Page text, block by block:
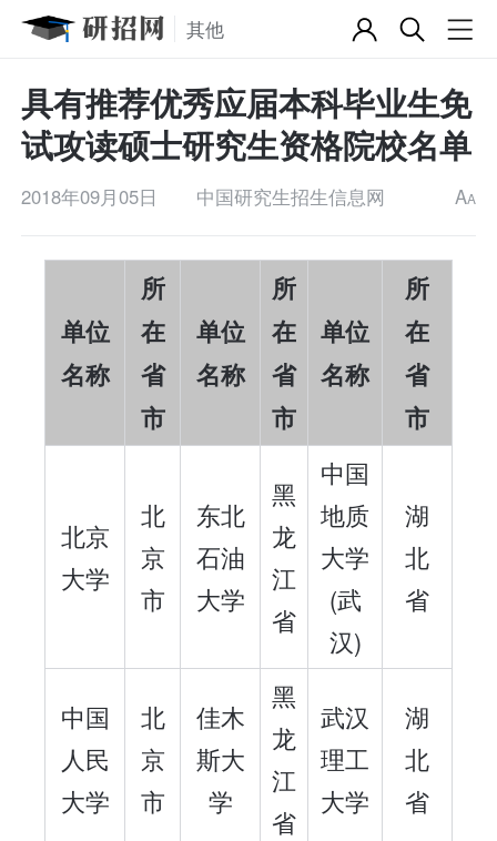
其他
具有推荐优秀应届本科毕业生免
试攻读硕士研究生资格院校名单
2018年09月05日 中国研究生招生信息网 AA
单位
名称
所
在
省
市
单位
名称
所
在
省
市
单位
名称
所
在
省
市
北京
大学
北
京
市
东北
石油
大学
黑
龙
江
省
中国
地质
大学
(武
汉)
湖
北
省
中国
人民
大学
北
京
市
佳木
斯大
学
黑
龙
江
省
武汉
理工
大学
湖
北
省